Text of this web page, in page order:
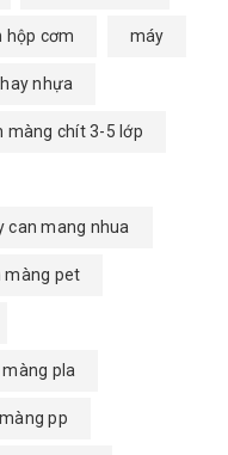
hộp cơm máy
nhựa
màng chít 3-5 lớp
can mang nhua
màng pet
pla
pp